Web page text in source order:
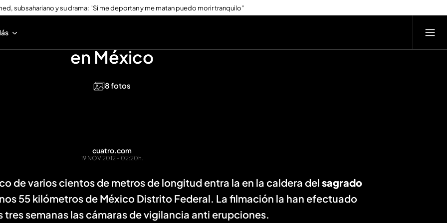
subsahariano y su drama: "Si me deportan y me matan puedo morir tranquilo”
luminoso adentrándose en un volcán
en México
8 fotos
cuatro.com
19 NOV 2012 - 02:20h.
de varios cientos de metros de longitud entra la en la caldera del sagrado
55 kilómetros de México Distrito Federal. La filmación la han efectuado
tres semanas las cámaras de vigilancia anti erupciones.